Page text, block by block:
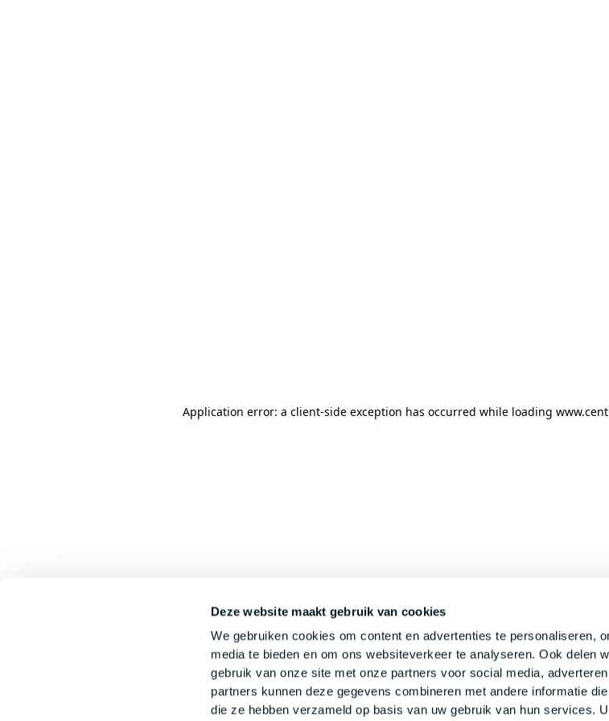
Deze website maakt gebruik van cookies
We gebruiken cookies om content en advertenties te personaliseren,
media te bieden en om ons websiteverkeer te analyseren. Ook delen
gebruik van onze site met onze partners voor social media,
partners kunnen deze gegevens combineren met andere informatie
die ze hebben verzameld op basis van uw gebruik van hun services.
Application error: a client-side exception has occurred while loading